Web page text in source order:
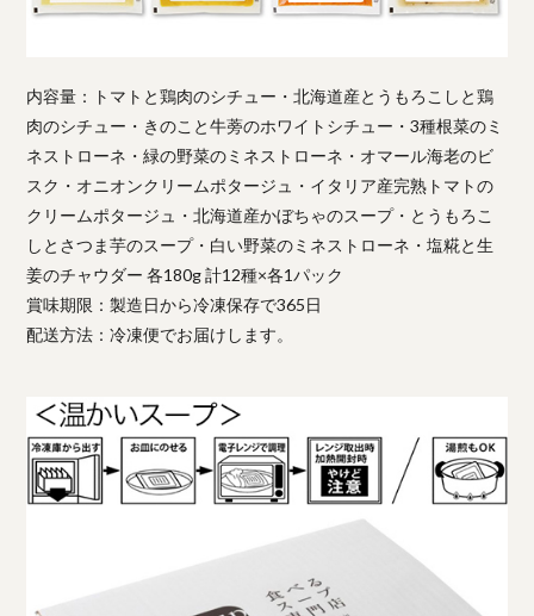
内容量：トマトと鶏肉のシチュー・北海道産とうもろこしと鶏
肉のシチュー・きのこと牛蒡のホワイトシチュー・3種根菜のミ
ネストローネ・緑の野菜のミネストローネ・オマール海老のビ
スク・オニオンクリームポタージュ・イタリア産完熟トマトの
クリームポタージュ・北海道産かぼちゃのスープ・とうもろこ
しとさつま芋のスープ・白い野菜のミネストローネ・塩糀と生
姜のチャウダー 各180g 計12種×各1パック
賞味期限：製造日から冷凍保存で365日
配送方法：冷凍便でお届けします。